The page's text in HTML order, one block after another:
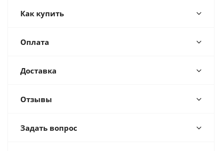
Как купить
Оплата
Доставка
Отзывы
Задать вопрос